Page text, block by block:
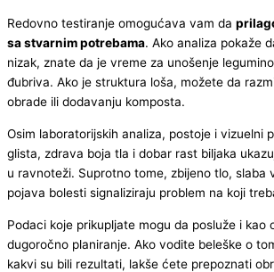
Redovno testiranje omogućava vam da
sa stvarnim potrebama. Ako analiza pokaže
nizak, znate da je vreme za unošenje
đubriva. Ako je struktura loša, možete da
obrade ili dodavanju komposta.
Osim laboratorijskih analiza, postoje i vizuelni
glista, zdrava boja tla i dobar rast biljaka
u ravnoteži. Suprotno tome, zbijeno tlo, slaba
pojava bolesti signaliziraju problem na koji
Podaci koje prikupljate mogu da posluže i kao
dugoročno planiranje. Ako vodite beleške o
kakvi su bili rezultati, lakše ćete prepoznati